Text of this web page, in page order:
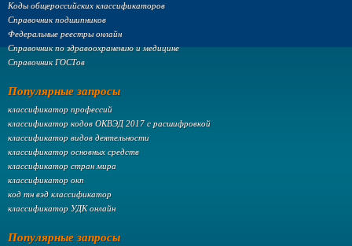
Коды общероссийских классификаторов
Справочник подшипников
Федеральные реестры онлайн
Справочник по здравоохранению и медицине
Справочник ГОСТов
Популярные запросы
классификатор профессий
классификатор кодов ОКВЭД 2017 с расшифровкой
классификатор видов деятельности
классификатор основных средств
классификатор стран мира
классификатор окп
код тн вэд классификатор
классификатор УДК онлайн
Популярные запросы